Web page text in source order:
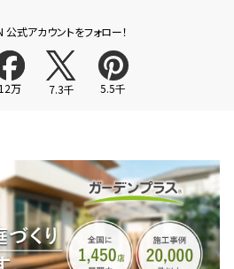
公式アカウントをフォロー！
12万 7.3千 5.5千